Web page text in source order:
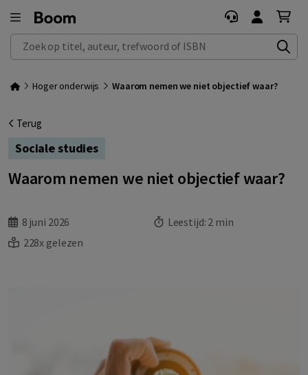
Zoek op titel, auteur, trefwoord of ISBN
Hoger onderwijs Waarom nemen we niet objectief waar?
Terug
Sociale studies
Waarom nemen we niet objectief waar?
8 juni 2026 Leestijd: 2 min
228x gelezen